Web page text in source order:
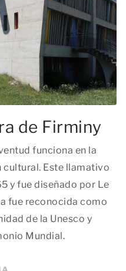
de Firminy
funciona en la
Este llamativo
y fue diseñado por Le
fue reconocida como
de la Unesco y
Mundial.